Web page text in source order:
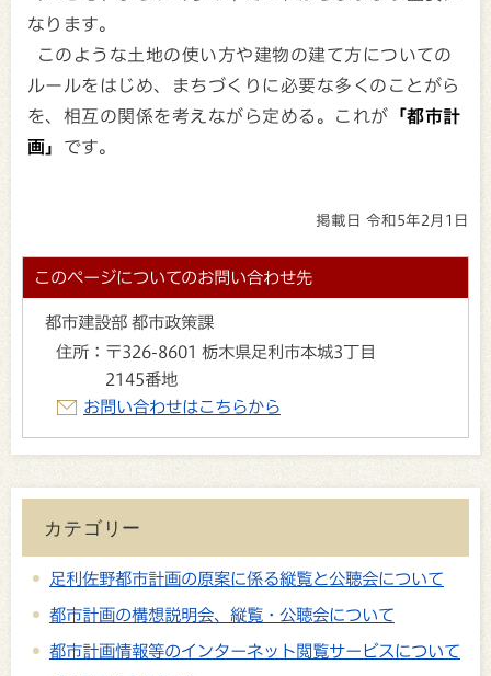
なります。
このような土地の使い方や建物の建て方についての
ルールをはじめ、まちづくりに必要な多くのことがら
を、相互の関係を考えながら定める。これが 「都市計
画」 です。
掲載日 令和5年2月1日
このページについてのお問い合わせ先
都市建設部 都市政策課
住所： 〒326-8601 栃木県足利市本城3丁目
2145番地
お問い合わせはこちらから
カテゴリー
足利佐野都市計画の原案に係る縦覧と公聴会について
都市計画の構想説明会、縦覧・公聴会について
都市計画情報等のインターネット閲覧サービスについて